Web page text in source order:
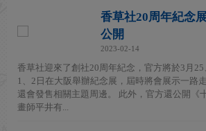
香草社20周年紀念
公開
2023-02-14
香草社迎來了創社20周年紀念，官方將於3月25
1、2日在大阪舉辦紀念展，屆時將會展示一路
還會發售相關主題周邊。 此外，官方還公開《
畫師平井有...